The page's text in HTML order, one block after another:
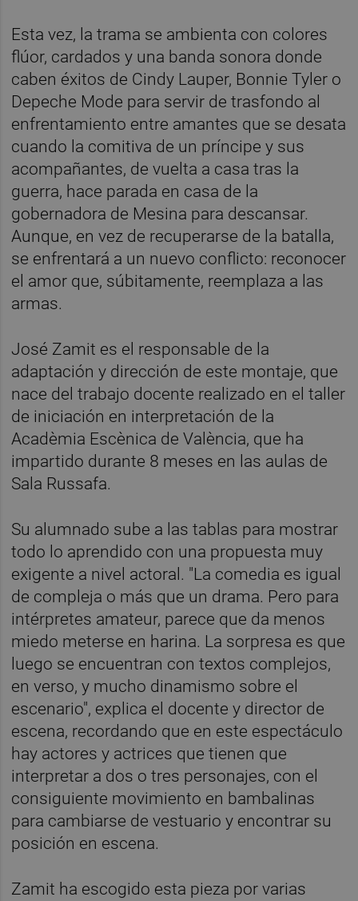
Esta vez, la trama se ambienta con colores
flúor, cardados y una banda sonora donde
caben éxitos de Cindy Lauper, Bonnie Tyler o
Depeche Mode para servir de trasfondo al
enfrentamiento entre amantes que se desata
cuando la comitiva de un príncipe y sus
acompañantes, de vuelta a casa tras la
guerra, hace parada en casa de la
gobernadora de Mesina para descansar.
Aunque, en vez de recuperarse de la batalla,
se enfrentará a un nuevo conflicto: reconocer
el amor que, súbitamente, reemplaza a las
armas.
José Zamit es el responsable de la
adaptación y dirección de este montaje, que
nace del trabajo docente realizado en el taller
de iniciación en interpretación de la
Acadèmia Escènica de València, que ha
impartido durante 8 meses en las aulas de
Sala Russafa.
Su alumnado sube a las tablas para mostrar
todo lo aprendido con una propuesta muy
exigente a nivel actoral. "La comedia es igual
de compleja o más que un drama. Pero para
intérpretes amateur, parece que da menos
miedo meterse en harina. La sorpresa es que
luego se encuentran con textos complejos,
en verso, y mucho dinamismo sobre el
escenario", explica el docente y director de
escena, recordando que en este espectáculo
hay actores y actrices que tienen que
interpretar a dos o tres personajes, con el
consiguiente movimiento en bambalinas
para cambiarse de vestuario y encontrar su
posición en escena.
Zamit ha escogido esta pieza por varias